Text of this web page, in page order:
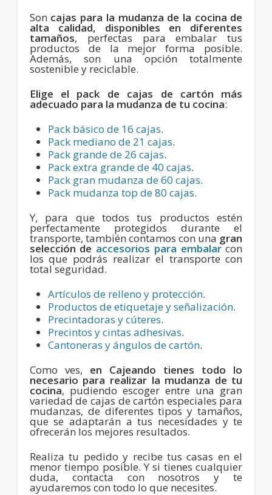
Son cajas para la mudanza de la cocina de
alta calidad, disponibles en diferentes
tamaños, perfectas para embalar tus
productos de la mejor forma posible.
Además, son una opción totalmente
sostenible y reciclable.
Elige el pack de cajas de cartón más
adecuado para la mudanza de tu cocina:
Pack básico de 16 cajas.
Pack mediano de 21 cajas.
Pack grande de 26 cajas.
Pack extra grande de 40 cajas.
Pack gran mudanza de 60 cajas.
Pack mudanza top de 80 cajas.
Y, para que todos tus productos estén
perfectamente protegidos durante el
transporte, también contamos con una gran
selección de accesorios para embalarcon
los que podrás realizar el transporte con
total seguridad.
Artículos de relleno y protección.
Productos de etiquetaje y señalización.
Precintadoras y cúteres.
Precintos y cintas adhesivas.
Cantoneras y ángulos de cartón.
Como ves, en Cajeando tienes todo lo
necesario para realizar la mudanza de tu
cocina, pudiendo escoger entre una gran
variedad de cajas de cartón especiales para
mudanzas, de diferentes tipos y tamaños,
que se adaptarán a tus necesidades y te
ofrecerán los mejores resultados.
Realiza tu pedido y recibe tus casas en el
menor tiempo posible. Y si tienes cualquier
duda, contacta con nosotros y te
ayudaremos con todo lo que necesites.